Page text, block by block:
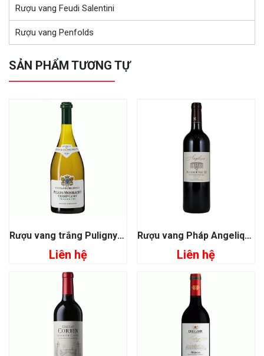
Rượu vang Feudi Salentini
Rượu vang Penfolds
SẢN PHẨM TƯƠNG TỰ
Rượu vang trắng Puligny Montrachet Champ Canet Premier Cru
Liên hệ
Rượu vang Pháp Angelique de Monbousquet
Liên hệ